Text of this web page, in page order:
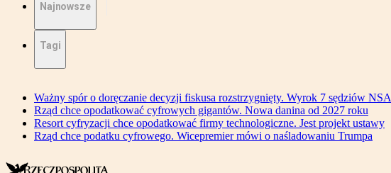
Najnowsze
Tagi
Ważny spór o doręczanie decyzji fiskusa rozstrzygnięty. Wyrok 7 sędziów NSA
Rząd chce opodatkować cyfrowych gigantów. Nowa danina od 2027 roku
Resort cyfryzacji chce opodatkować firmy technologiczne. Jest projekt ustawy
Rząd chce podatku cyfrowego. Wicepremier mówi o naśladowaniu Trumpa